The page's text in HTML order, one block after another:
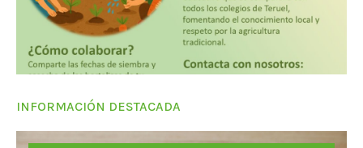
INFORMACIÓN DESTACADA